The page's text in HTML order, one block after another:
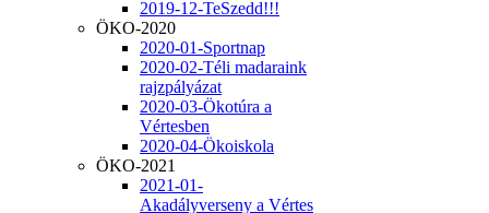
2019-12-TeSzedd!!!
ÖKO-2020
2020-01-Sportnap
2020-02-Téli madaraink
rajzpályázat
2020-03-Ökotúra a
Vértesben
2020-04-Ökoiskola
ÖKO-2021
2021-01-
Akadályverseny a Vértes